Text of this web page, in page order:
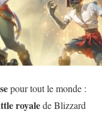
pour tout le monde :
royalede Blizzard